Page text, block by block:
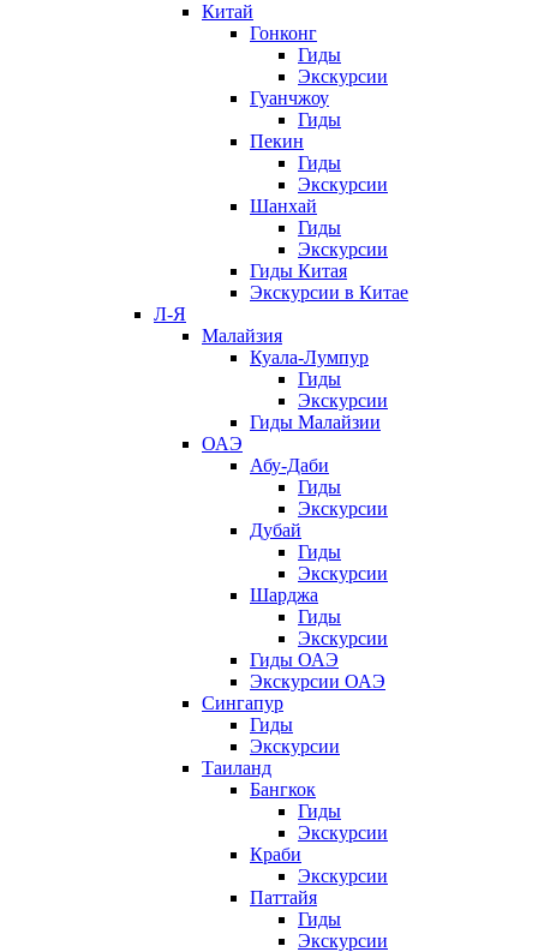
Китай
Гонконг
Гиды
Экскурсии
Гуанчжоу
Гиды
Пекин
Гиды
Экскурсии
Шанхай
Гиды
Экскурсии
Гиды Китая
Экскурсии в Китае
Л-Я
Малайзия
Куала-Лумпур
Гиды
Экскурсии
Гиды Малайзии
ОАЭ
Абу-Даби
Гиды
Экскурсии
Дубай
Гиды
Экскурсии
Шарджа
Гиды
Экскурсии
Гиды ОАЭ
Экскурсии ОАЭ
Сингапур
Гиды
Экскурсии
Таиланд
Бангкок
Гиды
Экскурсии
Краби
Экскурсии
Паттайя
Гиды
Экскурсии